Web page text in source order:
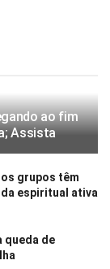
ao fim
Assista
grupos têm
espiritual ativa
queda de